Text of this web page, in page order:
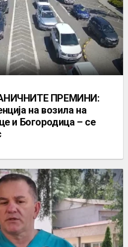
ПРЕМИНИ:
на возила на
и Богородица – се